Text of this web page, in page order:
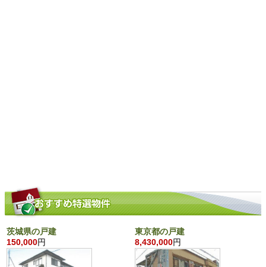
茨城県の戸建
150,000円
東京都の戸建
8,430,000円